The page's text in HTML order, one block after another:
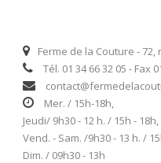
Ferme de la Couture -
Tél. 01 34 66 32 05 - Fax
Mer. / 15h-18h,
Jeudi/ 9h30 - 12 h. / 15h - 18h,
Vend. - Sam. /9h30 - 13 h. /
Dim. / 09h30 - 13h